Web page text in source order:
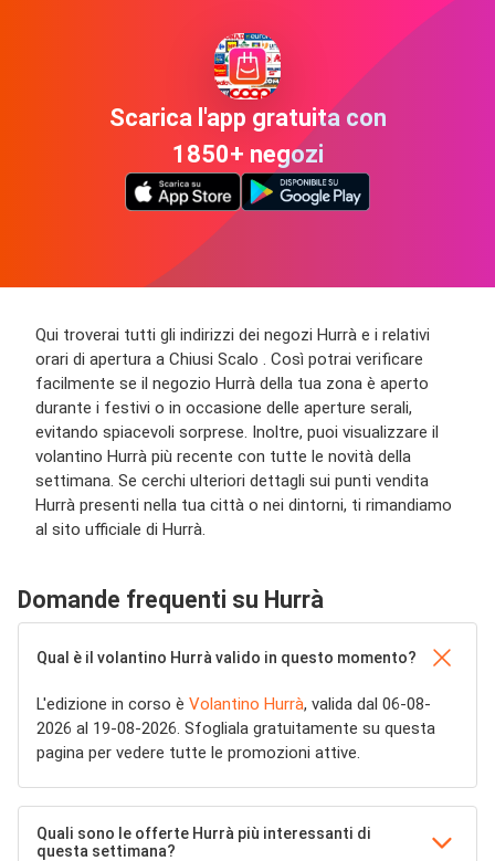
Scarica l'app gratuita con
1850+ negozi
Qui troverai tutti gli indirizzi dei negozi Hurrà e i relativi
orari di apertura a Chiusi Scalo . Così potrai verificare
facilmente se il negozio Hurrà della tua zona è aperto
durante i festivi o in occasione delle aperture serali,
evitando spiacevoli sorprese. Inoltre, puoi visualizzare il
volantino Hurrà più recente con tutte le novità della
settimana. Se cerchi ulteriori dettagli sui punti vendita
Hurrà presenti nella tua città o nei dintorni, ti rimandiamo
al sito ufficiale di Hurrà.
Domande frequenti su Hurrà
Qual è il volantino Hurrà valido in questo momento?
L'edizione in corso è Volantino Hurrà, valida dal 06-08-
2026 al 19-08-2026. Sfogliala gratuitamente su questa
pagina per vedere tutte le promozioni attive.
Quali sono le offerte Hurrà più interessanti di
questa settimana?